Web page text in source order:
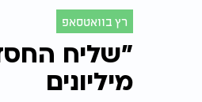
רץ בוואטסאפ
"שליח
מיליונים